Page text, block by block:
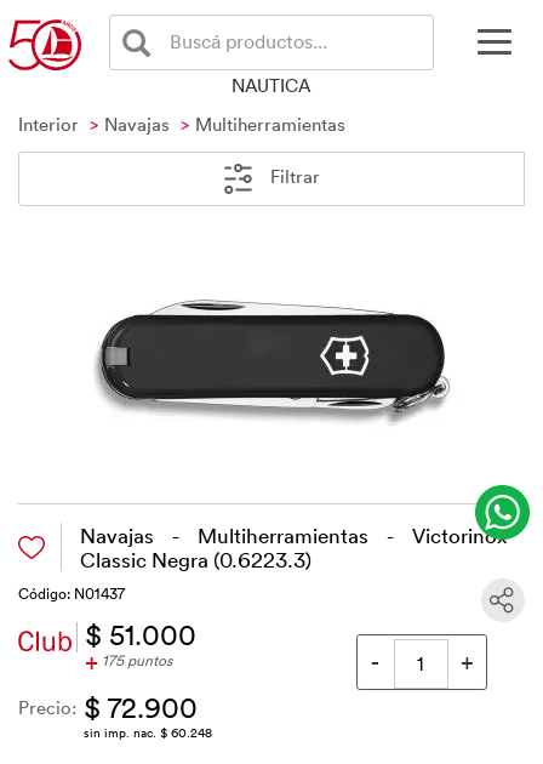
Buscá productos...
NAUTICA
Interior
Navajas Multiherramientas
Filtrar
Navajas - Multiherramientas - Victorinox
Classic Negra (0.6223.3)
Código: N01437
$ 51.000
+ 175 puntos
Precio: $ 72.900
sin imp. nac. $ 60.248